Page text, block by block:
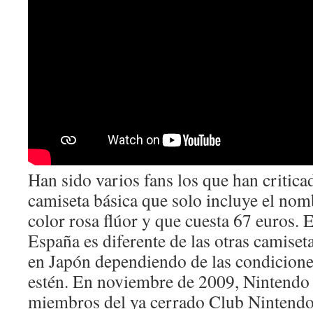
Han sido varios fans los que han
camiseta básica que solo incluye el
color rosa flúor y que cuesta 67 euros.
España es diferente de las otras
en Japón dependiendo de las
estén. En noviembre de 2009,
miembros del ya cerrado Club